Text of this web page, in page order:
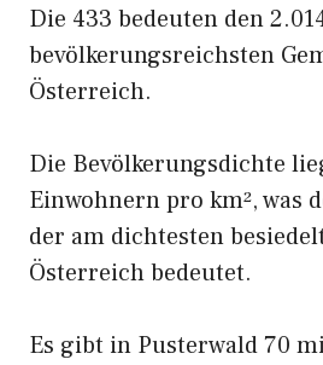
Die 433 bedeuten den
bevölkerungsreichsten
Österreich.
Die Bevölkerungsdichte
Einwohnern pro km², was
der am dichtesten
Österreich bedeutet.
Es gibt in Pusterwald 70